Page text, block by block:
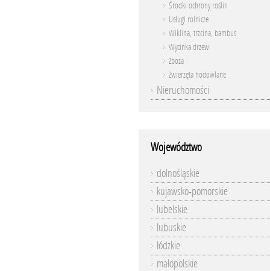
Środki ochrony roślin
Usługi rolnicze
Wiklina, trzcina, bambus
Wycinka drzew
Zboża
Zwierzęta hodowlane
Nieruchomości
Województwo
dolnośląskie
kujawsko-pomorskie
lubelskie
lubuskie
łódzkie
małopolskie